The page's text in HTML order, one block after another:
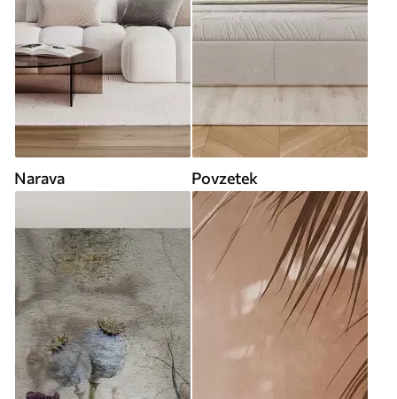
Narava Povzetek